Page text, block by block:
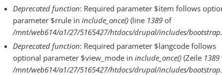
Deprecated function: Required parameter $item follows
parameter $rrule in include_once()(line 1389of
/mnt/web614/a1/27/5165427/htdocs/drupal/includes/
Deprecated function: Required parameter $langcode follows
optional parameter $view_mode in include_once()(Zeile 1389
/mnt/web614/a1/27/5165427/htdocs/drupal/includes/